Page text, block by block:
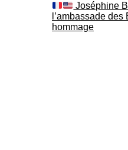
Joséphine
l’ambassade
hommage